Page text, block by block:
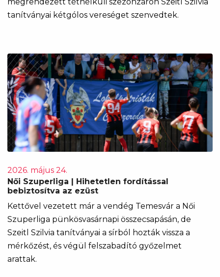
tanítványai kétgólos vereséget szenvedtek.
2026. május 24.
Női Szuperliga | Hihetetlen fordítással
bebiztosítva az ezüst
Kettővel vezetett már a vendég Temesvár a Női
Szuperliga pünkösvasárnapi összecsapásán, de
Szeitl Szilvia tanítványai a sírból hozták vissza a
mérkőzést, és végül felszabadító győzelmet
arattak.